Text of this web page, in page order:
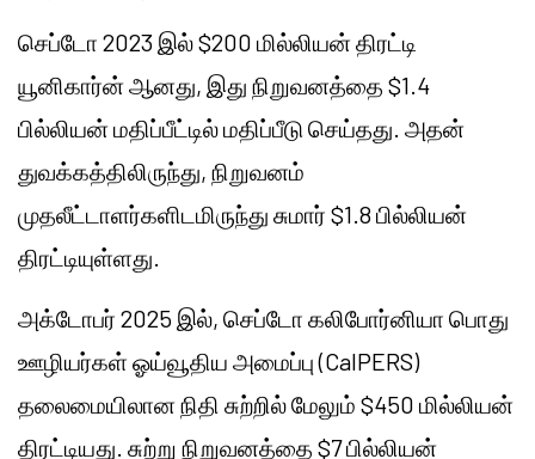
செப்டோ 2023 இல் $200 மில்லியன் திரட்டி
யூனிகார்ன் ஆனது, இது நிறுவனத்தை $1.4
பில்லியன் மதிப்பீட்டில் மதிப்பீடு செய்தது. அதன்
துவக்கத்திலிருந்து, நிறுவனம்
முதலீட்டாளர்களிடமிருந்து சுமார் $1.8 பில்லியன்
திரட்டியுள்ளது.
அக்டோபர் 2025 இல், செப்டோ கலிபோர்னியா பொது
ஊழியர்கள் ஓய்வூதிய அமைப்பு (CalPERS)
தலைமையிலான நிதி சுற்றில் மேலும் $450 மில்லியன்
திரட்டியது. சுற்று நிறுவனத்தை $7 பில்லியன்